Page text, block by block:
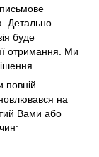
Детально
буде
отримання. Ми
на
Вами або